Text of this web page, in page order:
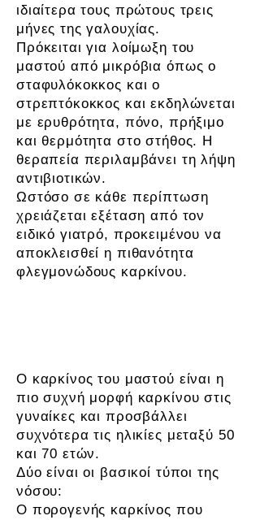
ιδιαίτερα τους πρώτους τρεις
μήνες της γαλουχίας.
Πρόκειται για λοίμωξη του
μαστού από μικρόβια όπως ο
σταφυλόκοκκος και ο
στρεπτόκοκκος και εκδηλώνεται
με ερυθρότητα, πόνο, πρήξιμο
και θερμότητα στο στήθος. Η
θεραπεία περιλαμβάνει τη λήψη
αντιβιοτικών.
Ωστόσο σε κάθε περίπτωση
χρειάζεται εξέταση από τον
ειδικό γιατρό, προκειμένου να
αποκλεισθεί η πιθανότητα
φλεγμονώδους καρκίνου.
Ο καρκίνος του μαστού είναι η
πιο συχνή μορφή καρκίνου στις
γυναίκες και προσβάλλει
συχνότερα τις ηλικίες μεταξύ 50
και 70 ετών.
Δύο είναι οι βασικοί τύποι της
νόσου:
Ο πορογενής καρκίνος που